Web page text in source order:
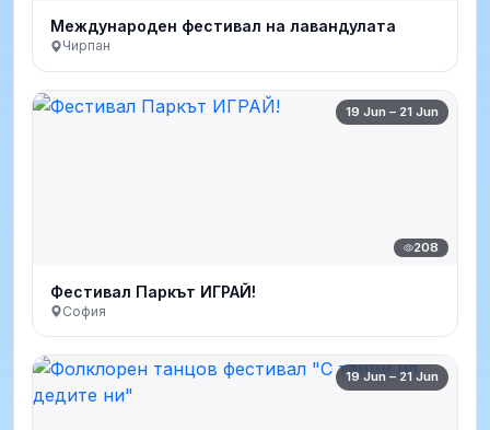
Международен фестивал на лавандулата
Чирпан
19 Jun – 21 Jun
208
Фестивал Паркът ИГРАЙ!
София
19 Jun – 21 Jun